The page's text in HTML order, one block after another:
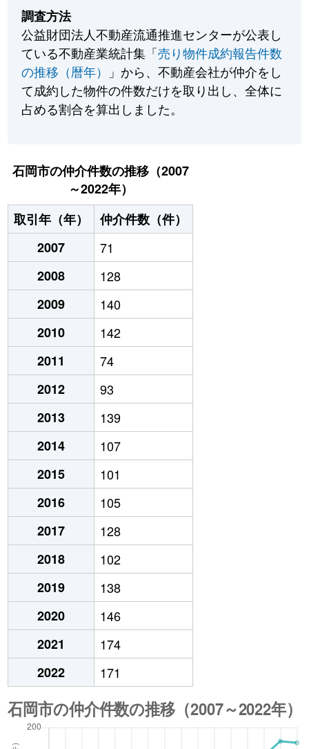
調査方法
公益財団法人不動産流通推進センターが公表し
ている不動産業統計集「売り物件成約報告件数
の推移（暦年）
」から、不動産会社が仲介をし
て成約した物件の件数だけを取り出し、全体に
占める割合を算出しました。
石岡市の仲介件数の推移（2007
～2022年）
取引年（年）
仲介件数（件）
2007
71
2008
128
2009
140
2010
142
2011
74
2012
93
2013
139
2014
107
2015
101
2016
105
2017
128
2018
102
2019
138
2020
146
2021
174
2022
171